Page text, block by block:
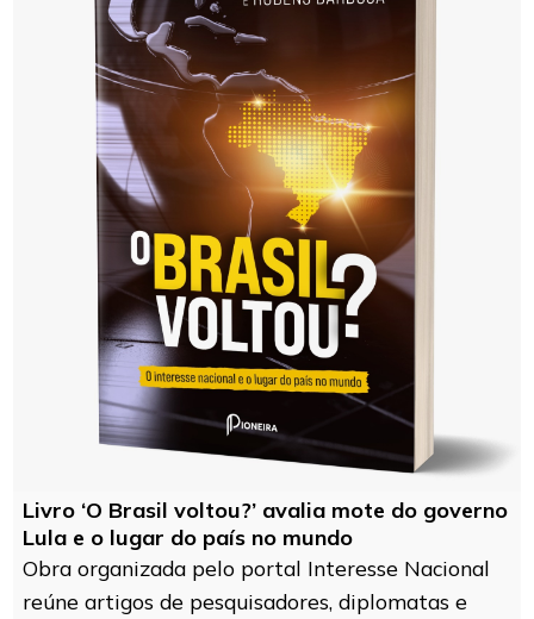
Livro ‘O Brasil voltou?’ avalia mote do governo
Lula e o lugar do país no mundo
Obra organizada pelo portal Interesse Nacional
reúne artigos de pesquisadores, diplomatas e